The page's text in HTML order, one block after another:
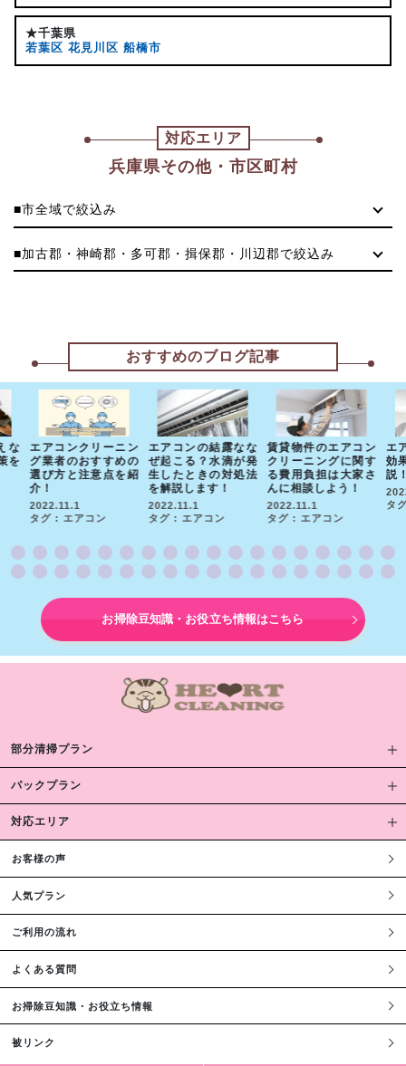
★千葉県
若葉区 花見川区 船橋市
対応エリア
兵庫県その他・市区町村
■市全域で絞込み
■加古郡・神崎郡・多可郡・揖保郡・川辺郡で絞込み
おすすめのブログ記事
な
を
エアコンクリーニン
グ業者のおすすめの
選び方と注意点を紹
介！
2022.11.1
タグ : エアコン
エアコンの結露なな
ぜ起こる？水滴が発
生したときの対処法
を解説します！
2022.11.1
タグ : エアコン
賃貸物件のエアコン
クリーニングに関す
る費用負担は大家さ
んに相談しよう！
2022.11.1
タグ : エアコン
エ
効
説
タ
お掃除豆知識・お役立ち情報はこちら
部分清掃プラン
パックプラン
対応エリア
お客様の声
人気プラン
ご利用の流れ
よくある質問
お掃除豆知識・お役立ち情報
被リンク